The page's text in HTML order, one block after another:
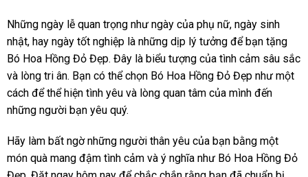
Những ngày lễ quan trọng như ngày của phụ nữ, ngày sinh
nhật, hay ngày tốt nghiệp là những dịp lý tưởng để bạn tặng
Bó Hoa Hồng Đỏ Đẹp. Đây là biểu tượng của tình cảm sâu sắc
và lòng tri ân. Bạn có thể chọn Bó Hoa Hồng Đỏ Đẹp như một
cách để thể hiện tình yêu và lòng quan tâm của mình đến
những người bạn yêu quý.
Hãy làm bất ngờ những người thân yêu của bạn bằng một
món quà mang đậm tình cảm và ý nghĩa như Bó Hoa Hồng Đỏ